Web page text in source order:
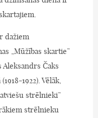
dažiem
„Mūžības skartie”
Čaks
1922). Vēlāk,
strēlnieki”
strēlnieku